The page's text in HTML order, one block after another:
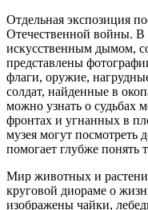
Отдельная экспозиция
Отечественной войны. В
искусственным дымом,
представлены
флаги, оружие,
солдат, найденные в
можно узнать о судьбах
фронтах и угнанных в
музея могут посмотреть
помогает глубже понять
Мир животных и
круговой диораме о
изображены чайки,